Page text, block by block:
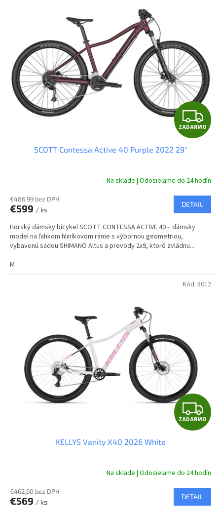
Z
A
A
R
M
ZADARMO
SCOTT Contessa Active 40 Purple 2022 29"
Na sklade | Odosielame do 24 hodín
€486,99 bez DPH
€599 / ks
DETAIL
Horský dámsky bicykel SCOTT CONTESSA ACTIVE 40 - dámsky
model na ľahkom hliníkovom ráme s výbornou geometriou,
vybavenú sadou SHIMANO Altus a prevody 2x9, ktoré zvládnu...
M
Z
A
A
R
ZADARMO
KELLYS Vanity X40 2026 White
Na sklade | Odosielame do 24 hodín
€462,60 bez DPH
€569 / ks
DETAIL
Kód: 5012